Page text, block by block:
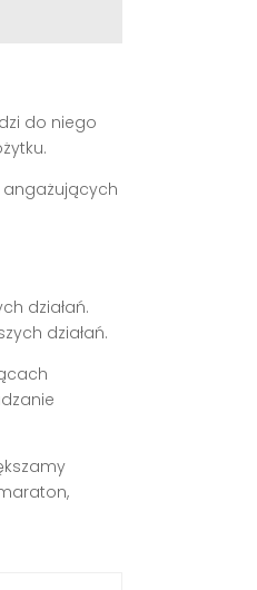
do niego
angażujących
działań.
działań.